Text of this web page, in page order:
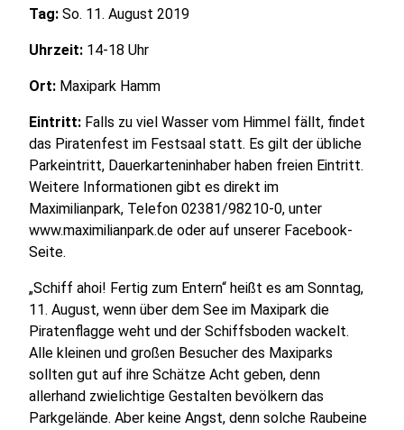
Tag: So. 11. August 2019
Uhrzeit: 14-18 Uhr
Ort: Maxipark Hamm
Eintritt: Falls zu viel Wasser vom Himmel fällt, findet
das Piratenfest im Festsaal statt. Es gilt der übliche
Parkeintritt, Dauerkarteninhaber haben freien Eintritt.
Weitere Informationen gibt es direkt im
Maximilianpark, Telefon 02381/98210-0, unter
www.maximilianpark.de oder auf unserer Facebook-
Seite.
„Schiff ahoi! Fertig zum Entern“ heißt es am Sonntag,
11. August, wenn über dem See im Maxipark die
Piratenflagge weht und der Schiffsboden wackelt.
Alle kleinen und großen Besucher des Maxiparks
sollten gut auf ihre Schätze Acht geben, denn
allerhand zwielichtige Gestalten bevölkern das
Parkgelände. Aber keine Angst, denn solche Raubeine